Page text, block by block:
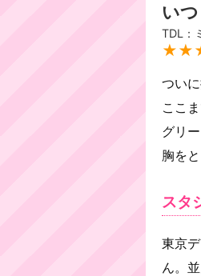
い
TDL：
つい
ここ
グリ
胸を
スタ
東京
ん。